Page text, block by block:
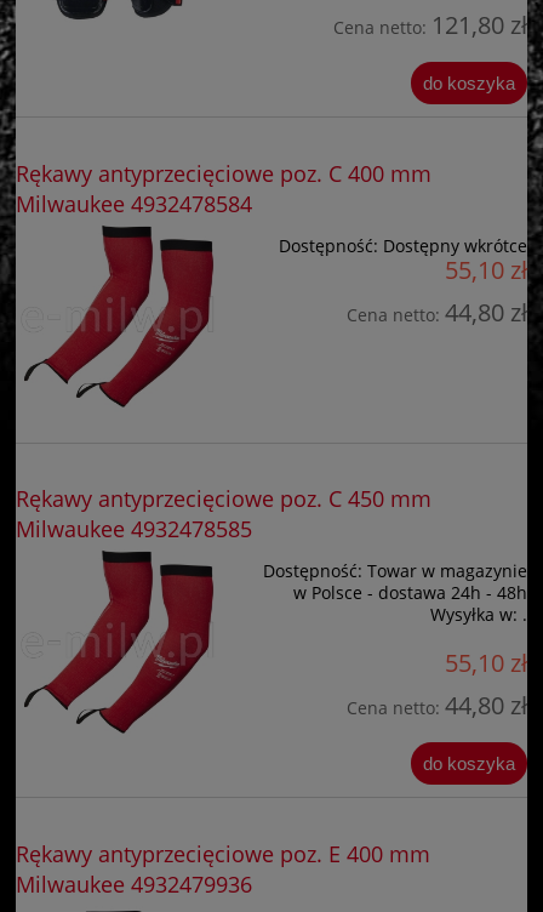
Cena netto: 121,80 zł
do koszyka
Rękawy antyprzecięciowe poz. C 400 mm
Milwaukee 4932478584
Dostępność: Dostępny wkrótce
55,10 zł
Cena netto: 44,80 zł
Rękawy antyprzecięciowe poz. C 450 mm
Milwaukee 4932478585
Dostępność: Towar w magazynie
w Polsce - dostawa 24h - 48h
Wysyłka w: .
55,10 zł
Cena netto: 44,80 zł
do koszyka
Rękawy antyprzecięciowe poz. E 400 mm
Milwaukee 4932479936